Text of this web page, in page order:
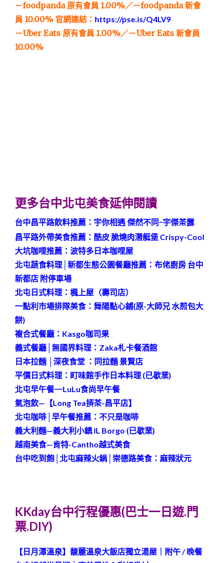
－foodpanda 原有會員 1.00%／－foodpanda 新會
員 10.00% 官網連結： https://pse.is/Q4LV9
－Uber Eats 原有會員 1.00%／－Uber Eats 新會員
10.00%
更多台中北屯美食延伸閱讀
台中昌平路飲料推薦： 宇你相遇 傑然不同-宇傑茶露
昌平路外帶美食推薦：酷皮 脆燒肉潛艇堡 Crispy-Cool
大坑咖哩推薦：波特多日本咖哩屋
北屯蔬食料理│新都生態公園餐廳推薦：布佬廚房 台中
新都店 附停車場
北屯日式料理：楓上屋（壽司店）
一點利市場排隊美食：舞陽點心鋪(原-大師兄 水煎包大
餅)
複合式餐廳：Kasgo咖司果
義式餐廳│無國界料理：Zaka札卡餐酒館
日本拉麵 │深夜食堂 ：同拉麵 景賢店
平價日式料理： 町味館手作日本料理 (已歇業)
北屯早午餐—LuLu食尚早午餐
氣泡飲—【Long Tea挵茶-昌平店】
北屯咖啡│早午餐推薦：不只是咖啡
義大利麵—義大利小鎮 IL Borgo (已歇業)
越南美食—肯特-Cantho越式美食
台中吃到飽│北屯麻辣火鍋│崇德路美食：麻辣狀元
KKday台中行程優惠(巴士一日遊.門
票.DIY)
【日月潭溫泉】馥麗溫泉大飯店獨立湯屋｜附午 / 晚餐